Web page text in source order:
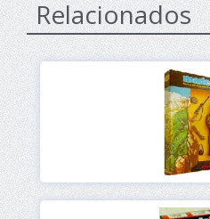
Relacionados
Ver